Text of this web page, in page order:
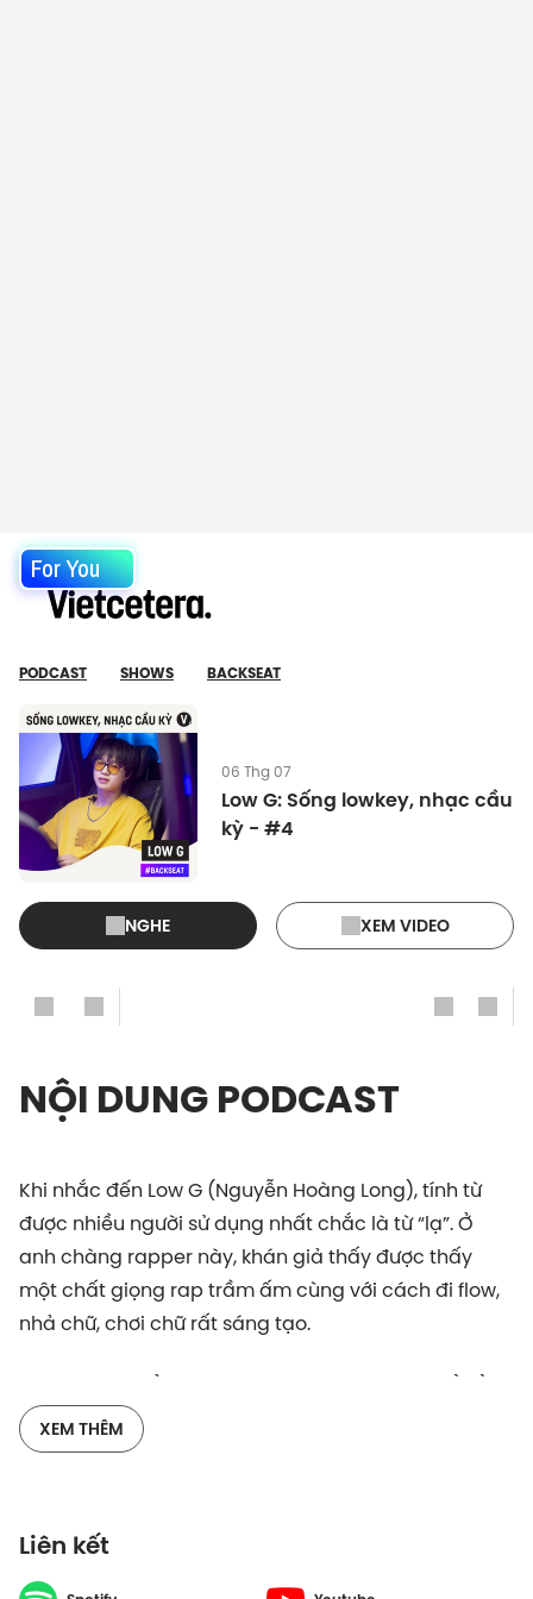
For You
PODCAST SHOWS BACKSEAT
06 Thg 07
Low G: Sống lowkey, nhạc cầu
kỳ - #4
NGHE XEM VIDEO
NỘI DUNG PODCAST
Khi nhắc đến Low G (Nguyễn Hoàng Long), tính từ
được nhiều người sử dụng nhất chắc là từ “lạ”. Ở
anh chàng rapper này, khán giả thấy được thấy
một chất giọng rap trầm ấm cùng với cách đi flow,
nhả chữ, chơi chữ rất sáng tạo.
Những tác phẩm thành công của Low G có thể kể
đến là Không Thích, Chán Gái 707, Càng Cua, Tán
Gái 505,… Bài hát mới nhất Phân Thân phát hành hồi
Đa số khán giả biết đến Low G trong vai trò người
XEM THÊM
Liên kết